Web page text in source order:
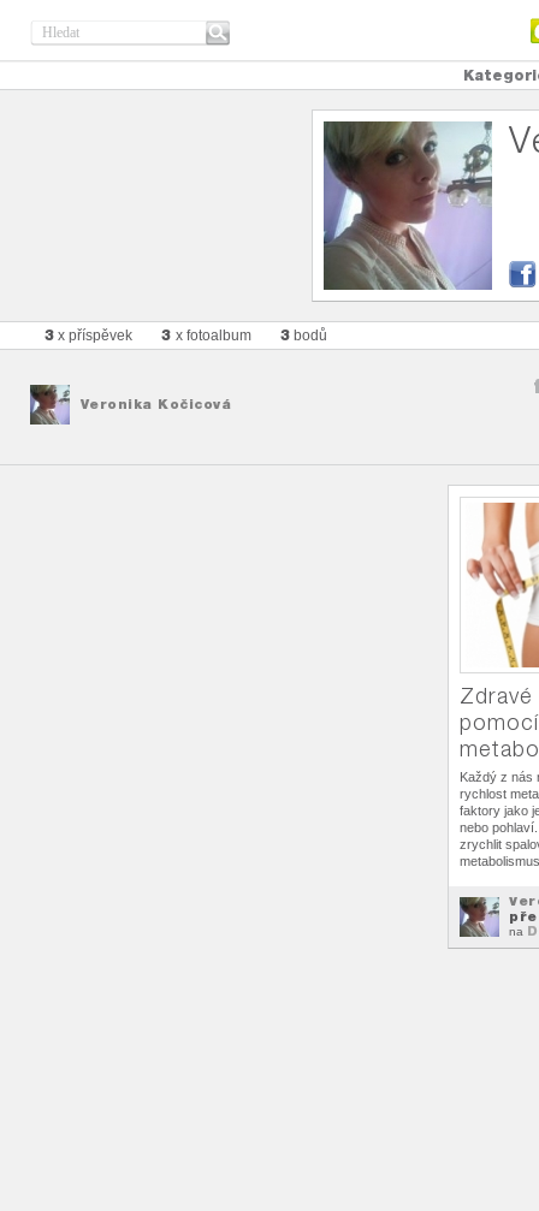
3 x příspěvek 3 x fotoalbum 3 bodů
Veronika Kočicová
Zdravé
Každý z nás
rychlost
faktory jako
nebo
zrychlit
na